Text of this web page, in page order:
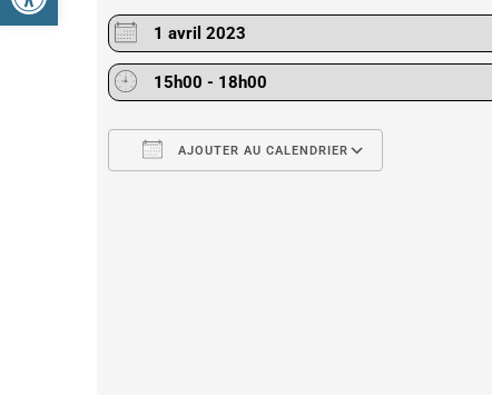
1 avril 2023
15h00 - 18h00
AJOUTER AU CALENDRIER